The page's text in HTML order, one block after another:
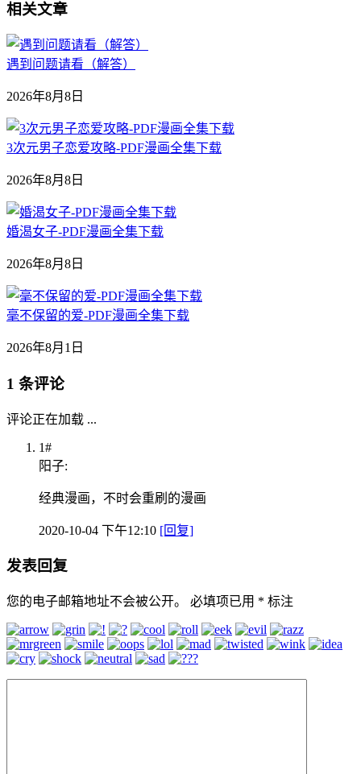
相关文章
遇到问题请看（解答）
2026年8月8日
3次元男子恋爱攻略-PDF漫画全集下载
2026年8月8日
婚渴女子-PDF漫画全集下载
2026年8月8日
毫不保留的爱-PDF漫画全集下载
2026年8月1日
1 条评论
评论正在加载 ...
1#
阳子:
经典漫画，不时会重刷的漫画
2020-10-04 下午12:10 [回复]
发表回复
您的电子邮箱地址不会被公开。 必填项已用 * 标注